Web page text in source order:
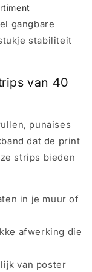
gangbare
stabiliteit
van 40
punaises
dat de print
strips bieden
in je muur of
afwerking die
van poster